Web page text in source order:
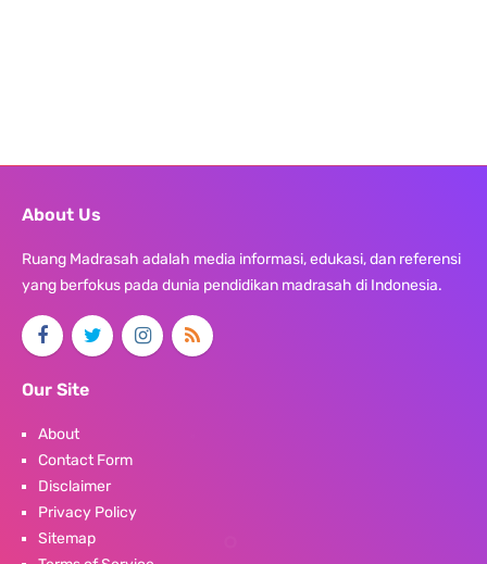
About Us
Ruang Madrasah adalah media informasi, edukasi, dan referensi
yang berfokus pada dunia pendidikan madrasah di Indonesia.
Our Site
About
Contact Form
Disclaimer
Privacy Policy
Sitemap